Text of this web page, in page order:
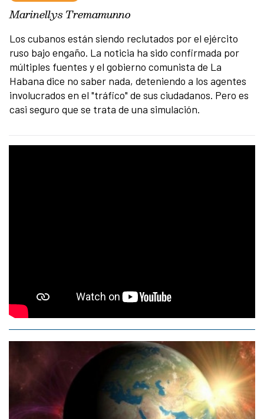
Marinellys Tremamunno
Los cubanos están siendo reclutados por el ejército
ruso bajo engaño. La noticia ha sido confirmada por
múltiples fuentes y el gobierno comunista de La
Habana dice no saber nada, deteniendo a los agentes
involucrados en el "tráfico" de sus ciudadanos. Pero es
casi seguro que se trata de una simulación.